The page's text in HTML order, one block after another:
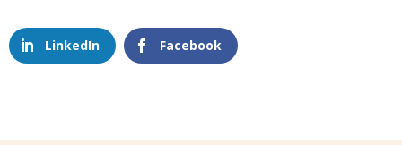
LinkedIn Facebook